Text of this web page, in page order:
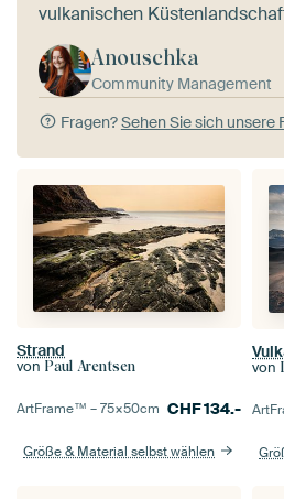
vulkanischen
Anouschka
Community Management
Fragen?Sehen Sie sich unsere
Strand
von Paul Arentsen
ArtFrame™ –75×50cm CHF134.-
Größe & Material selbst wählen
von